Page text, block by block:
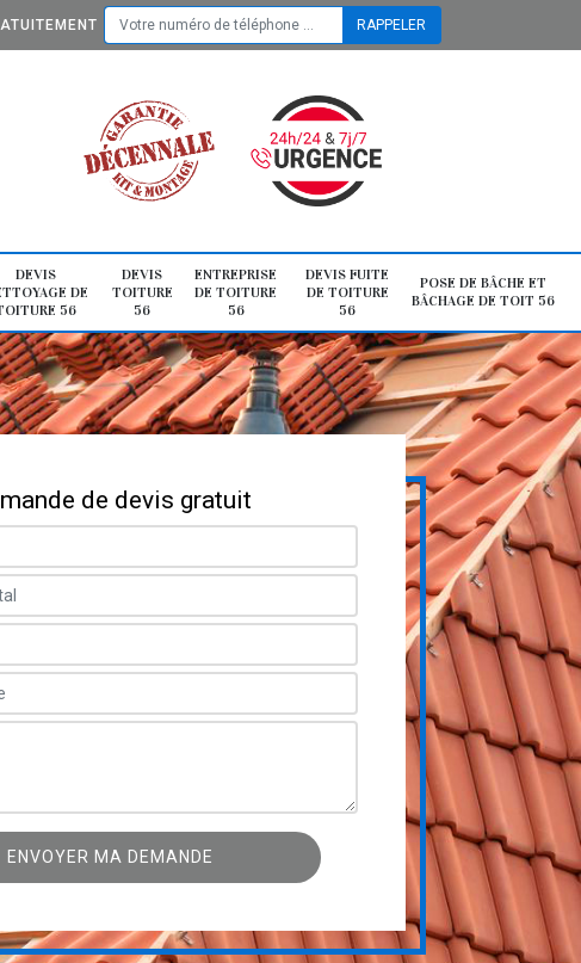
DEVIS
DE
56
DEVIS
TOITURE
56
ENTREPRISE
DE TOITURE
56
DEVIS FUITE
DE TOITURE
56
POSE DE BÂCHE ET
BÂCHAGE DE TOIT 56
de devis gratuit